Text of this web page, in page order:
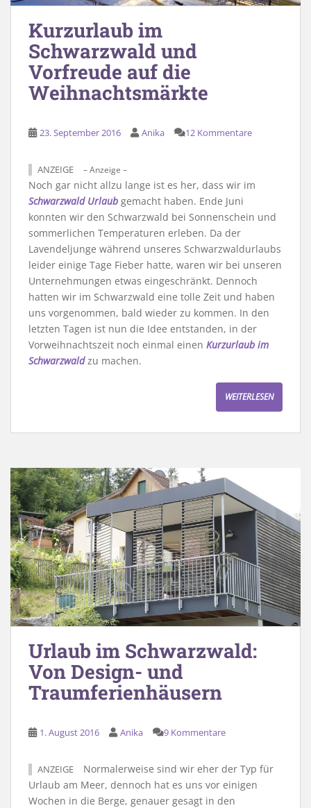
Kurzurlaub im
Schwarzwald und
Vorfreude auf die
Weihnachtsmärkte
23. September 2016 Anika 12 Kommentare
ANZEIGE – Anzeige –
Noch gar nicht allzu lange ist es her, dass wir im
Schwarzwald Urlaub gemacht haben. Ende Juni
konnten wir den Schwarzwald bei Sonnenschein und
sommerlichen Temperaturen erleben. Da der
Lavendeljunge während unseres Schwarzwaldurlaubs
leider einige Tage Fieber hatte, waren wir bei unseren
Unternehmungen etwas eingeschränkt. Dennoch
hatten wir im Schwarzwald eine tolle Zeit und haben
uns vorgenommen, bald wieder zu kommen. In den
letzten Tagen ist nun die Idee entstanden, in der
Vorweihnachtszeit noch einmal einen Kurzurlaub im
Schwarzwaldzu machen.
WEITERLESEN
Urlaub im Schwarzwald:
Von Design- und
Traumferienhäusern
1. August 2016 Anika 9 Kommentare
ANZEIGE
Normalerweise sind wir eher der Typ für
Urlaub am Meer, dennoch hat es uns vor einigen
Wochen in die Berge, genauer gesagt in den